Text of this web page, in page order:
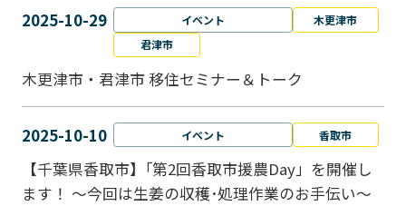
2025-10-29 イベント
木更津市
君津市
木更津市・君津市 移住セミナー＆トーク
2025-10-10 イベント 香取市
【千葉県香取市】｢第2回香取市援農Day」を開催し
ます！ ～今回は生姜の収穫･処理作業のお手伝い～